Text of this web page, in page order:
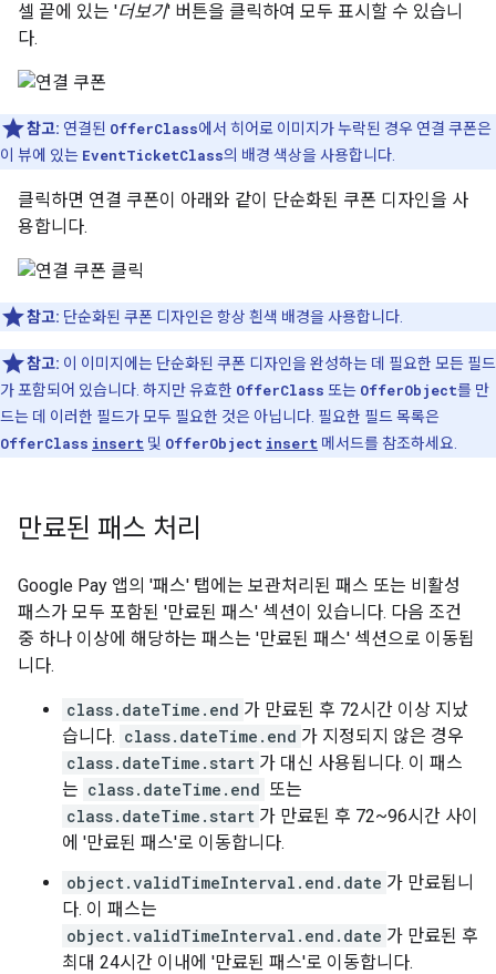
셀 끝에 있는 '더보기' 버튼을 클릭하여 모두 표시할 수 있습니
다.
참고: 연결된 OfferClass에서 히어로 이미지가 누락된 경우 연결 쿠폰은
이 뷰에 있는 EventTicketClass의 배경 색상을 사용합니다.
클릭하면 연결 쿠폰이 아래와 같이 단순화된 쿠폰 디자인을 사
용합니다.
참고: 단순화된 쿠폰 디자인은 항상 흰색 배경을 사용합니다.
참고: 이 이미지에는 단순화된 쿠폰 디자인을 완성하는 데 필요한 모든 필드
가 포함되어 있습니다. 하지만 유효한 OfferClass 또는 OfferObject를 만
드는 데 이러한 필드가 모두 필요한 것은 아닙니다. 필요한 필드 목록은
OfferClass insert 및 OfferObject insert 메서드를 참조하세요.
만료된 패스 처리
Google Pay 앱의 '패스' 탭에는 보관처리된 패스 또는 비활성
패스가 모두 포함된 '만료된 패스' 섹션이 있습니다. 다음 조건
중 하나 이상에 해당하는 패스는 '만료된 패스' 섹션으로 이동됩
니다.
class.dateTime.end 가 만료된 후 72시간 이상 지났
습니다. class.dateTime.end 가 지정되지 않은 경우
class.dateTime.start 가 대신 사용됩니다. 이 패스
는 class.dateTime.end 또는
class.dateTime.start 가 만료된 후 72~96시간 사이
에 '만료된 패스'로 이동합니다.
object.validTimeInterval.end.date 가 만료됩니
다. 이 패스는
object.validTimeInterval.end.date 가 만료된 후
최대 24시간 이내에 '만료된 패스'로 이동합니다.